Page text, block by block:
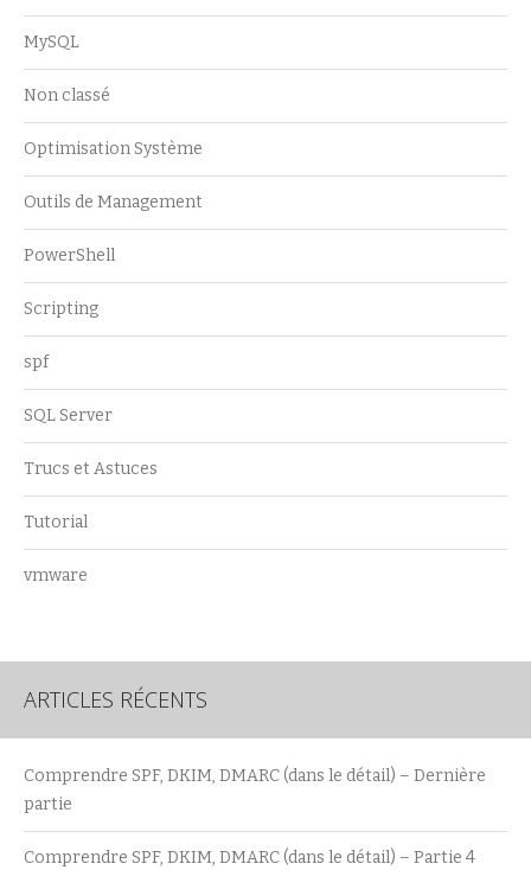
MySQL
Non classé
Optimisation Système
Outils de Management
PowerShell
Scripting
spf
SQL Server
Trucs et Astuces
Tutorial
vmware
ARTICLES RÉCENTS
Comprendre SPF, DKIM, DMARC (dans le détail) – Dernière
partie
Comprendre SPF, DKIM, DMARC (dans le détail) – Partie 4